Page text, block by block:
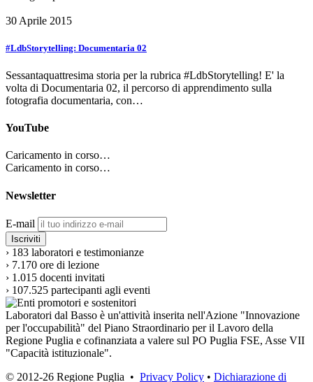
30 Aprile 2015
#LdbStorytelling: Documentaria 02
Sessantaquattresima storia per la rubrica #LdbStorytelling! E' la
volta di Documentaria 02, il percorso di apprendimento sulla
fotografia documentaria, con…
YouTube
Caricamento in corso…
Caricamento in corso…
Newsletter
E-mail
› 183 laboratori e testimonianze
› 7.170 ore di lezione
› 1.015 docenti invitati
› 107.525 partecipanti agli eventi
Laboratori dal Basso è un'attività inserita nell'Azione "Innovazione
per l'occupabilità" del Piano Straordinario per il Lavoro della
Regione Puglia e cofinanziata a valere sul PO Puglia FSE, Asse VII
"Capacità istituzionale".
© 2012-26 Regione Puglia • Privacy Policy • Dichiarazione di